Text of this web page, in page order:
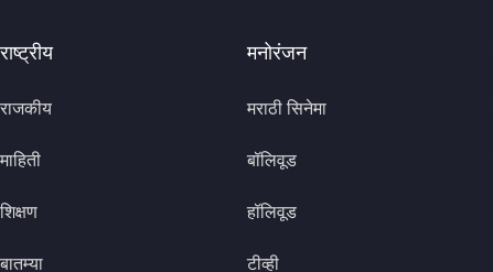
राष्ट्रीय
राजकीय
माहिती
शिक्षण
बातम्या
मनोरंजन
मराठी सिनेमा
बॉलिवूड
हॉलिवूड
टीव्ही